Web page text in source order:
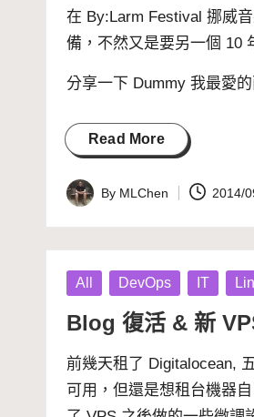
在 By:Larm Festival 挪威
備，不然又是要另一個 10
分享一下 Dummy 我最愛
Read More
Posted
by
By MLChen 2014/
Posted
All DevOps IT
Blog 復活 & 新
前幾天租了 Digitalocean,
可用，但還是想租台機器